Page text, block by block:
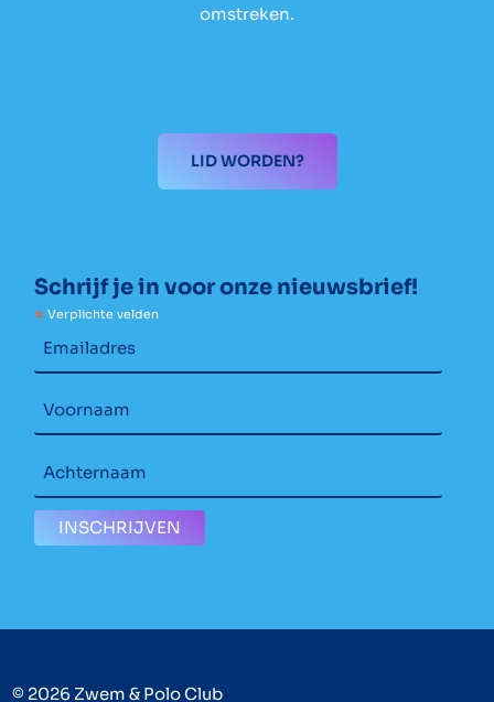
omstreken.
LID WORDEN?
Schrijf je in voor onze nieuwsbrief!
* Verplichte velden
© 2026 Zwem & Polo Club